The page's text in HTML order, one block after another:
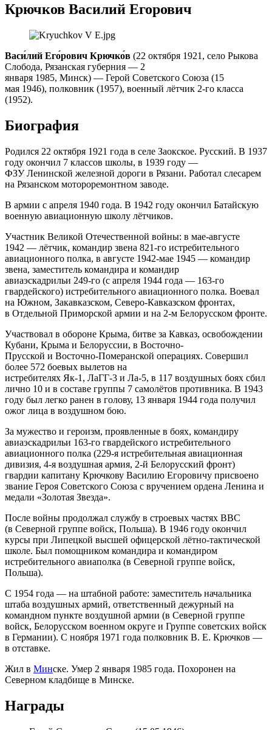
Крючков Василий Егорович
Васи́лий Его́рович Крючко́в (22 октября 1921, село Рыкова
Слобода, Рязанская губерния — 2
января 1985, Минск) — Герой Советского Союза (15
мая 1946), полковник (1957), военный лётчик 2-го класса
(1952).
Биография
Родился 22 октября 1921 года в селе Заокское. Русский. В 1937
году окончил 7 классов школы, в 1939 году —
ФЗУ Ленинской железной дороги в Рязани. Работал слесарем
на Рязанском мотороремонтном заводе.
В армии с апреля 1940 года. В 1942 году окончил Батайскую
военную авиационную школу лётчиков.
Участник Великой Отечественной войны: в мае-августе
1942 — лётчик, командир звена 821-го истребительного
авиационного полка, в августе 1942-мае 1945 — командир
звена, заместитель командира и командир
авиаэскадрильи 249-го (с апреля 1944 года — 163-го
гвардейского) истребительного авиационного полка. Воевал
на Южном, Закавказском, Северо-Кавказском фронтах,
в Отдельной Приморской армии и на 2-м Белорусском фронте.
Участвовал в обороне Крыма, битве за Кавказ, освобождении
Кубани, Крыма и Белоруссии, в Восточно-
Прусской и Восточно-Померанской операциях. Совершил
более 572 боевых вылетов на
истребителях Як-1, ЛаГГ-3 и Ла-5, в 117 воздушных боях сбил
лично 10 и в составе группы 7 самолётов противника. В 1943
году был легко ранен в голову, 13 января 1944 года получил
ожог лица в воздушном бою.
За мужество и героизм, проявленные в боях, командиру
авиаэскадрильи 163-го гвардейского истребительного
авиационного полка (229-я истребительная авиационная
дивизия, 4-я воздушная армия, 2-й Белорусский фронт)
гвардии капитану Крючкову Василию Егоровичу присвоено
звание Героя Советского Союза с вручением ордена Ленина и
медали «Золотая Звезда».
После войны продолжал службу в строевых частях ВВС
(в Северной группе войск, Польша). В 1946 году окончил
курсы при Липецкой высшей офицерской лётно-тактической
школе. Был помощником командира и командиром
истребительного авиаполка (в Северной группе войск,
Польша).
С 1954 года — на штабной работе: заместитель начальника
штаба воздушных армий, ответственный дежурный на
командном пункте воздушной армии (в Северной группе
войск, Белорусском военном округе и Группе советских войск
в Германии). С ноября 1971 года полковник В. Е. Крючков —
в отставке.
Жил в Минске. Умер 2 января 1985 года. Похоронен на
Северном кладбище в Минске.
Награды